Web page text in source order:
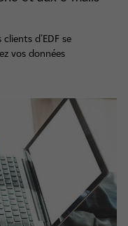
d’EDF se
vos données